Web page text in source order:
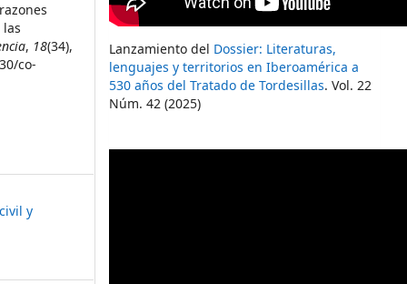
, 18(34),
co-
y
Lanzamiento del Dossier: Literaturas,
lenguajes y territorios en Iberoamérica a
530 años del Tratado de Tordesillas. Vol. 22
Núm. 42 (2025)